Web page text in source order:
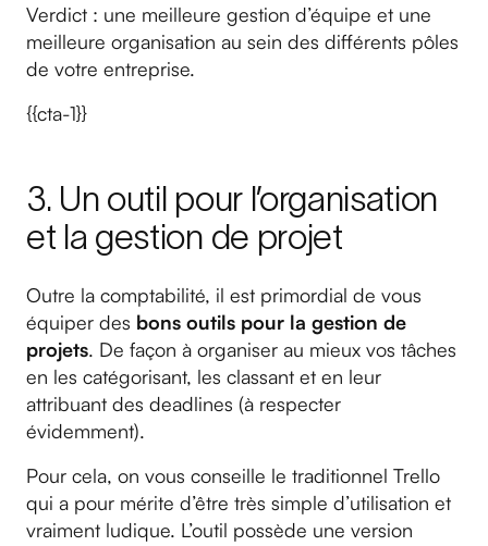
Verdict : une meilleure gestion d’équipe et une
meilleure organisation au sein des différents pôles
de votre entreprise.
{{cta-1}}
3. Un outil pour l’organisation
et la gestion de projet
Outre la comptabilité, il est primordial de vous
équiper des bons outils pour la gestion de
projets. De façon à organiser au mieux vos tâches
en les catégorisant, les classant et en leur
attribuant des deadlines (à respecter
évidemment).
Pour cela, on vous conseille le traditionnel Trello
qui a pour mérite d’être très simple d’utilisation et
vraiment ludique. L’outil possède une version